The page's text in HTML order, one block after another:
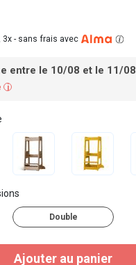
3x -sans frais avec
entre le 10/08 et le 11/08
i
Double
Ajouter au panier